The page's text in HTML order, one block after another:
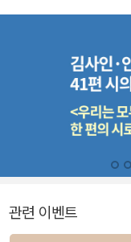
관련 이벤트